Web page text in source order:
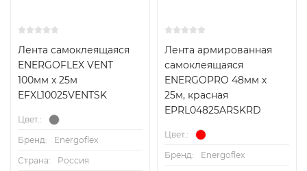
Лента самоклеящаяся
ENERGOFLEX VENT
100мм х 25м
EFXL10025VENTSK
Цвет.:
Бренд:
Energoflex
Страна:
Россия
Лента армированная
самоклеящаяся
ENERGOPRO 48мм х
25м, красная
EPRL04825ARSKRD
Цвет.:
Бренд:
Energoflex